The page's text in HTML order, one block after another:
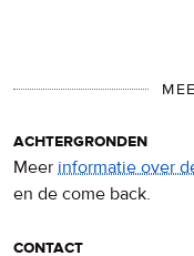
achtergronden
Meer informatie over
en de come back.
contact